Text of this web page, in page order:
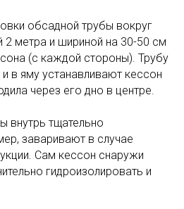
обсадной трубы вокруг
2 метра и шириной на 30-50 см
(с каждой стороны). Трубу
в яму устанавливают кессон
через его дно в центре.
внутрь тщательно
заваривают в случае
Сам кессон снаружи
гидроизолировать и